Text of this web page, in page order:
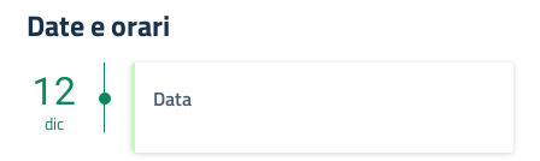
Date e orari
Data
12
dic